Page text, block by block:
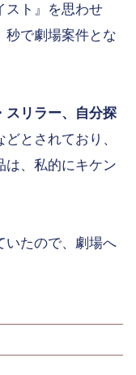
スト』を思わせ
秒で劇場案件とな
スリラー、自分探
どとされており、
は、私的にキケン
いたので、劇場へ